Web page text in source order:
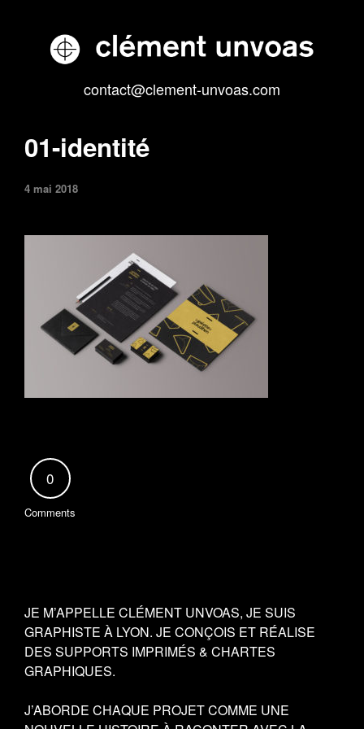
contact@clement-unvoas.com
01-identité
4 mai 2018
0
Comments
JE M’APPELLE CLÉMENT UNVOAS, JE SUIS
GRAPHISTE À LYON. JE CONÇOIS ET RÉALISE
DES SUPPORTS IMPRIMÉS & CHARTES
GRAPHIQUES.
J’ABORDE CHAQUE PROJET COMME UNE